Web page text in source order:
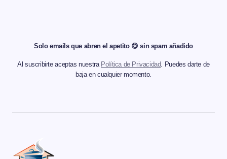
Solo emails que abren el apetito 😋 sin spam añadido
Al suscribirte aceptas nuestra Política de Privacidad. Puedes darte de
baja en cualquier momento.